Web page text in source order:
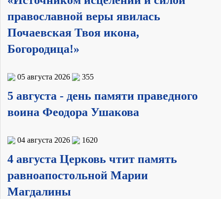
православной веры явилась
Почаевская Твоя икона,
Богородица!»
05 августа 2026 355
5 августа - день памяти праведного
воина Феодора Ушакова
04 августа 2026 1620
4 августа Церковь чтит память
равноапостольной Марии
Магдалины